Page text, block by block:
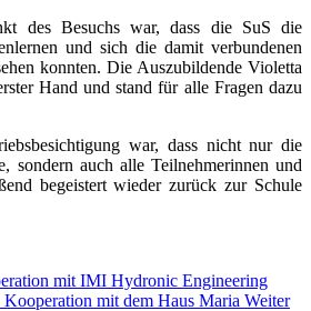
des Besuchs war, dass die SuS die
und sich die damit verbundenen
konnten. Die Auszubildende Violetta
Hand und stand für alle Fragen dazu
war, dass nicht nur die
sondern auch alle Teilnehmerinnen und
begeistert wieder zurück zur Schule
mit IMI Hydronic Engineering
mit dem Haus Maria Weiter